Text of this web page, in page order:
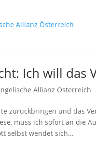
Ich will das
Allianz Österreich
zurückbringen und das
muss ich sofort an die
selbst wendet sich...